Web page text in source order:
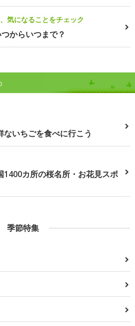
気になることをチェック
からいつまで？
いちごを食べに行こう
1400カ所の桜名所・お花見スポ
季節特集